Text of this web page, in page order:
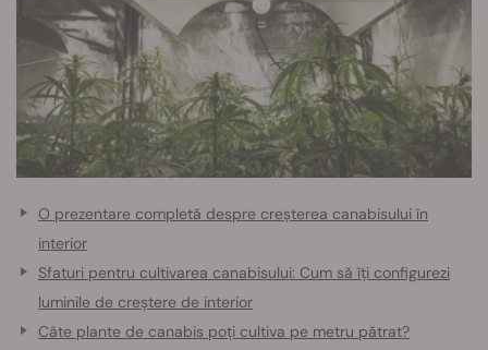
O prezentare completă despre creșterea canabisului în
interior
Sfaturi pentru cultivarea canabisului: Cum să îți configurezi
luminile de creștere de interior
Câte plante de canabis poți cultiva pe metru pătrat?